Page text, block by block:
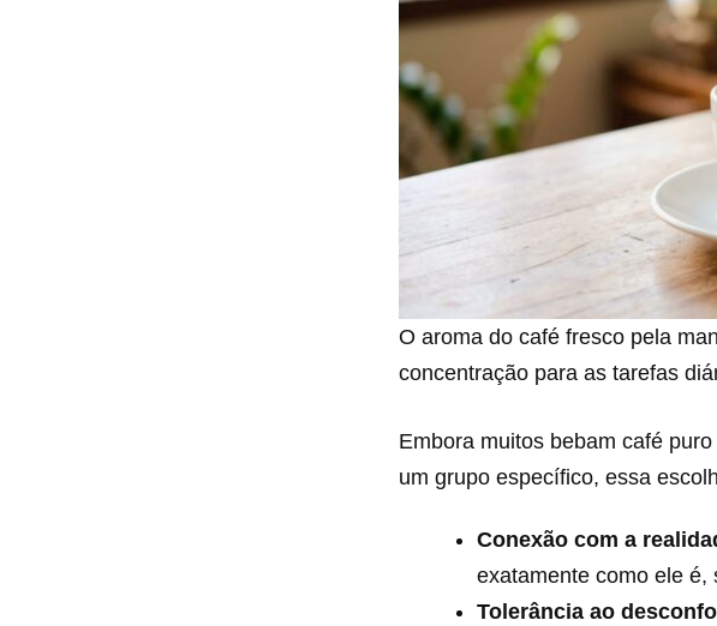
O aroma do café fresco pela
concentração para as tarefas
Embora muitos bebam café
um grupo específico, essa
Conexão com a
exatamente como ele é,
Tolerância ao